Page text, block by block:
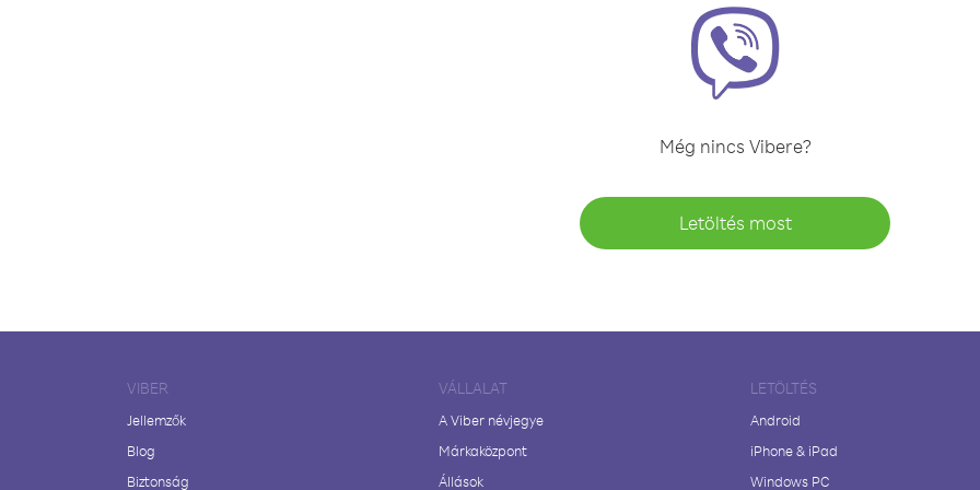
Még nincs Vibere?
Letöltés most
VIBER
Jellemzők
Blog
Biztonság
VÁLLALAT
A Viber névjegye
Márkaközpont
Állások
LETÖLTÉS
Android
iPhone & iPad
Windows PC